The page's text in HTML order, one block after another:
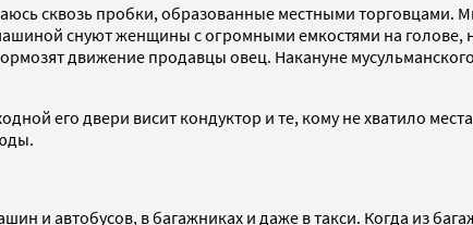
сквозь пробки, образованные местными
снуют женщины с огромными емкостями на
движение продавцы овец. Накануне
его двери висит кондуктор и те, кому не хватило
и автобусов, в багажниках и даже в такси. Когда из